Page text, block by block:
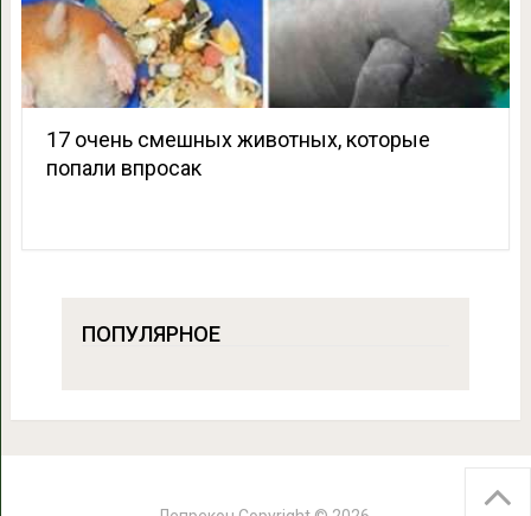
17 очень смешных животных, которые
попали впросак
ПОПУЛЯРНОЕ